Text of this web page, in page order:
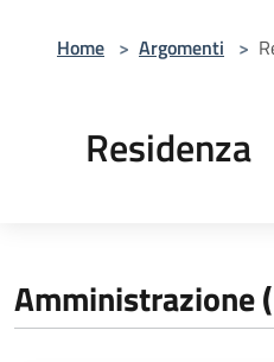
Home > Argomenti >
Residenza
Amministrazione